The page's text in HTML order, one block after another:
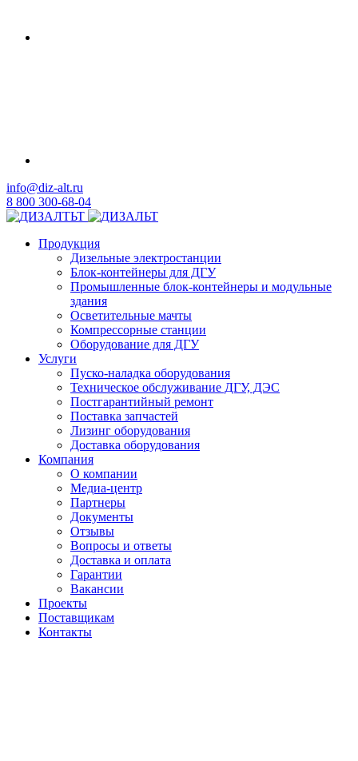
info@diz-alt.ru
8 800 300-68-04
Продукция
Дизельные электростанции
Блок-контейнеры для ДГУ
Промышленные блок-контейнеры и модульные
здания
Осветительные мачты
Компрессорные станции
Оборудование для ДГУ
Услуги
Пуско-наладка оборудования
Техническое обслуживание ДГУ, ДЭС
Постгарантийный ремонт
Поставка запчастей
Лизинг оборудования
Доставка оборудования
Компания
О компании
Медиа-центр
Партнеры
Документы
Отзывы
Вопросы и ответы
Доставка и оплата
Гарантии
Вакансии
Проекты
Поставщикам
Контакты